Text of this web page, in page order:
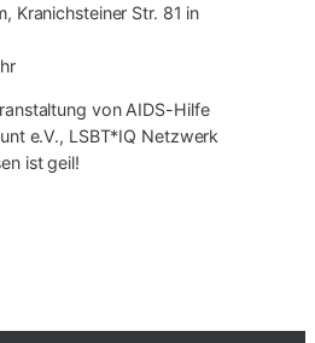
Kranichsteiner Str. 81 in
von AIDS-Hilfe
e.V., LSBT*IQ Netzwerk
ist geil!